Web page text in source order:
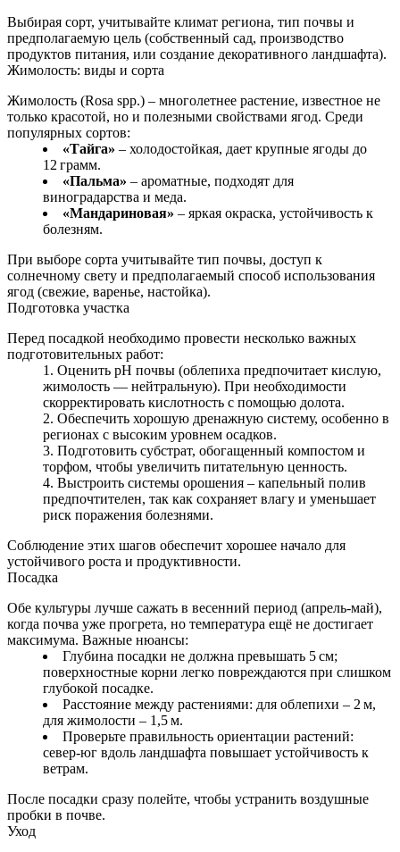
Выбирая сорт, учитывайте климат региона, тип почвы и
предполагаемую цель (собственный сад, производство
продуктов питания, или создание декоративного ландшафта).
Жимолость: виды и сорта
Жимолость (Rosa spp.) – многолетнее растение, известное не
только красотой, но и полезными свойствами ягод. Среди
популярных сортов:
«Тайга» – холодостойкая, дает крупные ягоды до
12 грамм.
«Пальма» – ароматные, подходят для
виноградарства и меда.
«Мандариновая» – яркая окраска, устойчивость к
болезням.
При выборе сорта учитывайте тип почвы, доступ к
солнечному свету и предполагаемый способ использования
ягод (свежие, варенье, настойка).
Подготовка участка
Перед посадкой необходимо провести несколько важных
подготовительных работ:
Оценить pH почвы (облепиха предпочитает кислую,
жимолость — нейтральную). При необходимости
скорректировать кислотность с помощью долота.
Обеспечить хорошую дренажную систему, особенно в
регионах с высоким уровнем осадков.
Подготовить субстрат, обогащенный компостом и
торфом, чтобы увеличить питательную ценность.
Выстроить системы орошения – капельный полив
предпочтителен, так как сохраняет влагу и уменьшает
риск поражения болезнями.
Соблюдение этих шагов обеспечит хорошее начало для
устойчивого роста и продуктивности.
Посадка
Обе культуры лучше сажать в весенний период (апрель‑май),
когда почва уже прогрета, но температура ещё не достигает
максимума. Важные нюансы:
Глубина посадки не должна превышать 5 см;
поверхностные корни легко повреждаются при слишком
глубокой посадке.
Расстояние между растениями: для облепихи – 2 м,
для жимолости – 1,5 м.
Проверьте правильность ориентации растений:
север‑юг вдоль ландшафта повышает устойчивость к
ветрам.
После посадки сразу полейте, чтобы устранить воздушные
пробки в почве.
Уход